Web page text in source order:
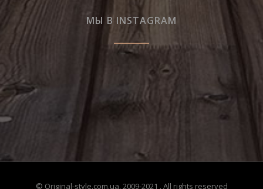
МЫ В INSTAGRAM
© Original-style.com.ua, 2009-2021 . All rights reserved